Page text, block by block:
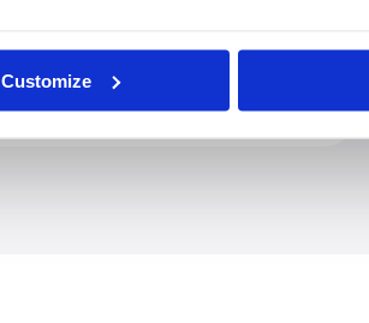
Customize